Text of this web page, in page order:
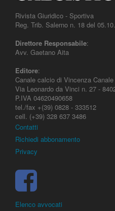
Rivista Giuridico - Sportiva
Reg. Trib. Salerno n. 18 del
Direttore Responsabile:
Avv. Gaetano Aita
Editore:
Canale calcio di Vincenza Canale
Via Leonardo da Vinci n. 27 -
P.IVA 04620490658
tel./fax +(39) 0828 - 333512
cell. (+39) 328 637 3486
Contatti
Richiedi abbonamento
Privacy
Elenco avvocati